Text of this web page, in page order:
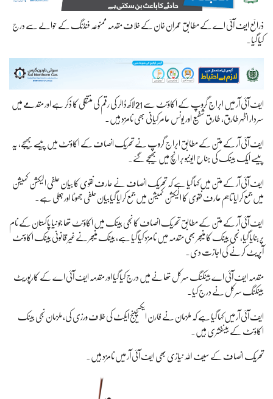
ذرائع ایف آئی اے کے مطابق عمران خان کے خلاف مقدمہ ممنوعہ فنڈنگ کے حوالے سے درج
کیا گیا۔
ایف آئی آر میں ابراج گروپ کے اکاؤنٹ سے 21لاکھ ڈالر کی رقم کی منتقلی کا ذکر ہے اور مقدمے میں
سردار اظہر طارق، طارق شفیع اور یونس عامر کیانی بھی نامزد ہیں۔
ایف آئی آر کے متن کے مطابق ابراج گروپ نے تحریک انصاف کے اکاؤنٹ میں پیسے بھیجے، یہ
پیسے ایک بینک کی جناح ایونیو برانچ میں بھیجے گئے۔
ایف آئی آر کے متن میں کہا گیا ہے کہ تحریک انصاف نے عارف نقوی کا بیان حلفی الیکشن کمیشن
میں جمع کرایا تاہم عارف نقوی کا الیکشن کمیشن میں جمع کرایا گیابیان حلفی جھوٹا اورجعلی ہے۔
ایف آئی آر کے متن کے مطابق تحریک انصاف کا نجی بینک میں اکاؤنٹ تھا جو نیا پاکستان کے نام
پر بنایا گیا، نجی بینک کا منیجر بھی مقدمہ میں نامزد کیا گیا ہے، بینک منیجر نےغیر قانونی بینک اکاؤنٹ
آپریٹ کرنے کی اجازت دی۔
مقدمہ ایف آئی اے بینکنگ سرکل تھانے میں درج کیا گیا اور مقدمہ ایف آئی اے کے کارپوریٹ
بینکنگ سرکل نے درج کیا۔
ایف آئی آر میں کہا گیا ہے کہ ملزمان نے فارن ایکسچینج ایکٹ کی خلاف ورزی کی، ملزمان نجی بینک
اکاؤنٹ کے بینفشری ہیں۔
تحریک انصاف کے سیف اللہ نیازی بھی ایف آئی آر میں نامزد ہیں۔